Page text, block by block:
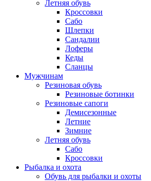
Летняя обувь
Кроссовки
Сабо
Шлепки
Сандалии
Лоферы
Кеды
Сланцы
Мужчинам
Резиновая обувь
Резиновые ботинки
Резиновые сапоги
Демисезонные
Летние
Зимние
Летняя обувь
Сабо
Кроссовки
Рыбалка и охота
Обувь для рыбалки и охоты